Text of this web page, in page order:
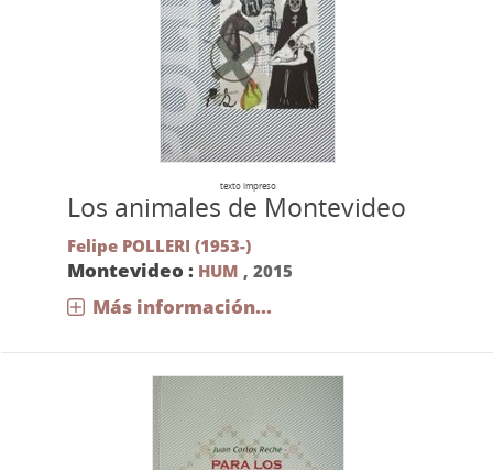
texto impreso
Los animales de Montevideo
Felipe POLLERI (1953-)
Montevideo : HUM , 2015
Más información...